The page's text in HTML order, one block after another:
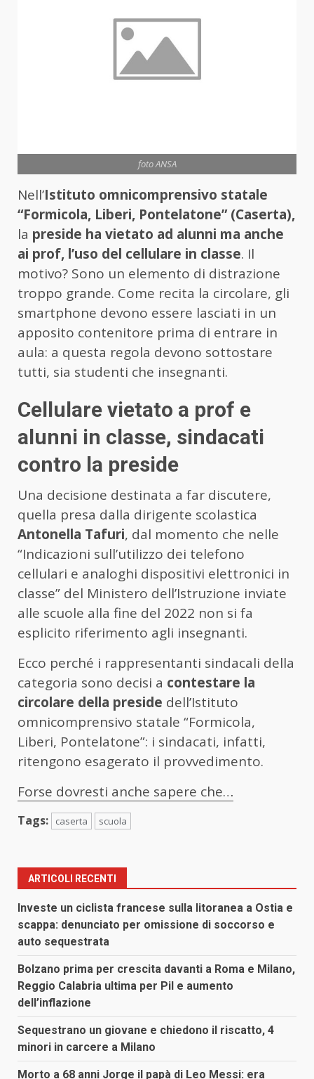
foto ANSA
Nell’Istituto omnicomprensivo statale
“Formicola, Liberi, Pontelatone” (Caserta),
la preside ha vietato ad alunni ma anche
ai prof, l’uso del cellulare in classe. Il
motivo? Sono un elemento di distrazione
troppo grande. Come recita la circolare, gli
smartphone devono essere lasciati in un
apposito contenitore prima di entrare in
aula: a questa regola devono sottostare
tutti, sia studenti che insegnanti.
Cellulare vietato a prof e
alunni in classe, sindacati
contro la preside
Una decisione destinata a far discutere,
quella presa dalla dirigente scolastica
Antonella Tafuri, dal momento che nelle
“Indicazioni sull’utilizzo dei telefono
cellulari e analoghi dispositivi elettronici in
classe” del Ministero dell’Istruzione inviate
alle scuole alla fine del 2022 non si fa
esplicito riferimento agli insegnanti.
Ecco perché i rappresentanti sindacali della
categoria sono decisi a contestare la
circolare della preside dell’Istituto
omnicomprensivo statale “Formicola,
Liberi, Pontelatone”: i sindacati, infatti,
ritengono esagerato il provvedimento.
Forse dovresti anche sapere che…
Tags: caserta scuola
ARTICOLI RECENTI
Investe un ciclista francese sulla litoranea a Ostia e
scappa: denunciato per omissione di soccorso e
auto sequestrata
Bolzano prima per crescita davanti a Roma e Milano,
Reggio Calabria ultima per Pil e aumento
dell’inflazione
Sequestrano un giovane e chiedono il riscatto, 4
minori in carcere a Milano
Morto a 68 anni Jorge il papà di Leo Messi: era